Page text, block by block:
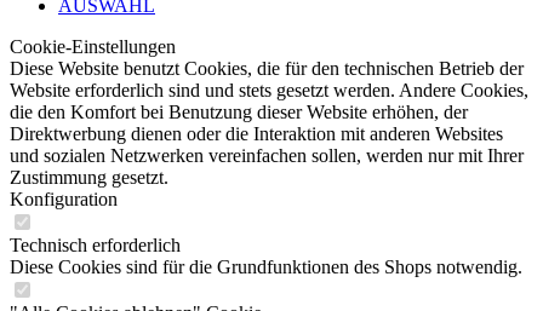
AUSWAHL
Cookie-Einstellungen
Diese Website benutzt Cookies, die für den technischen Betrieb der
Website erforderlich sind und stets gesetzt werden. Andere Cookies,
die den Komfort bei Benutzung dieser Website erhöhen, der
Direktwerbung dienen oder die Interaktion mit anderen Websites
und sozialen Netzwerken vereinfachen sollen, werden nur mit Ihrer
Zustimmung gesetzt.
Konfiguration
Technisch erforderlich
Diese Cookies sind für die Grundfunktionen des Shops notwendig.